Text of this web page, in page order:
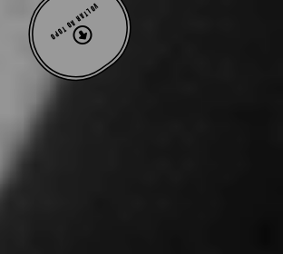
VOLTAR AO TOPO